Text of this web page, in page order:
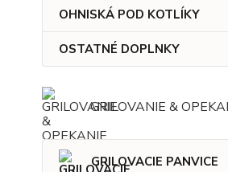
OHNISKÁ POD KOTLÍKY
OSTATNÉ DOPLNKY
GRILOVANIE &
GRILOVACIE PANVICE